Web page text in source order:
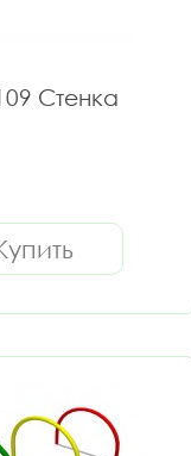
Стенка